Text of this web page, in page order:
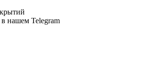
в нашем Telegram